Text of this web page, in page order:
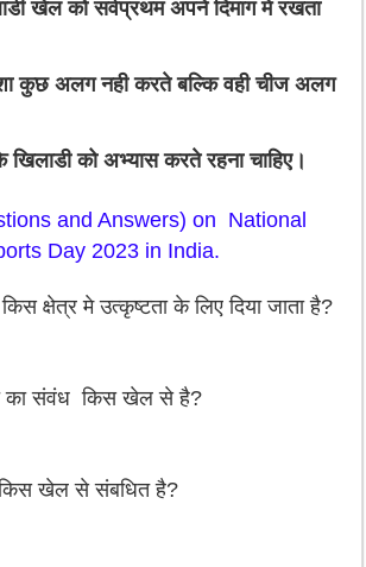
खेल को सर्वप्रथम अपने दिमाग मे रखता
कुछ अलग नही करते बल्कि वही चीज अलग
को अभ्यास करते रहना चाहिए।
and Answers) on National
Day 2023 in India.
क्षेत्र मे उत्कृष्टता के लिए दिया जाता है?
का संवंध किस खेल से है?
खेल से संबधित है?